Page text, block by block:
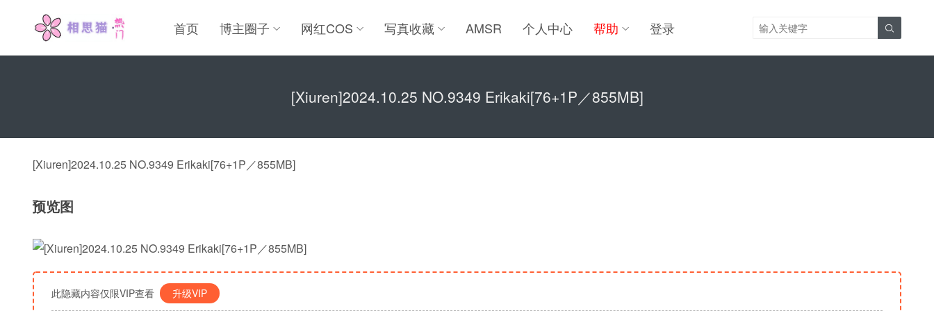
首页 博主圈子 网红COS 写真收藏 AMSR 个人中心 帮助 登录 
[Xiuren]2024.10.25 NO.9349 Erikaki[76+1P／855MB]
[Xiuren]2024.10.25 NO.9349 Erikaki[76+1P／855MB]
预览图
此隐藏内容仅限VIP查看 升级VIP